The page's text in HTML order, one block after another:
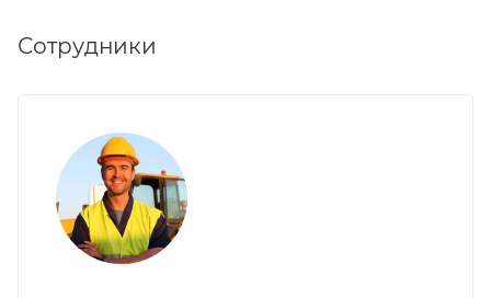
Сотрудники